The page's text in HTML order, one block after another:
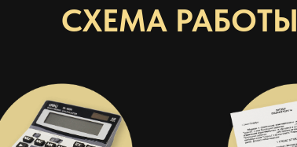
СХЕМА РАБОТЫ